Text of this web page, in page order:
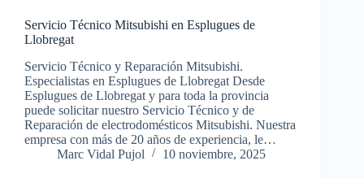
Servicio Técnico Mitsubishi en Esplugues de
Llobregat
Servicio Técnico y Reparación Mitsubishi.
Especialistas en Esplugues de Llobregat Desde
Esplugues de Llobregat y para toda la provincia
puede solicitar nuestro Servicio Técnico y de
Reparación de electrodomésticos Mitsubishi. Nuestra
empresa con más de 20 años de experiencia, le…
Marc Vidal Pujol
10 noviembre, 2025